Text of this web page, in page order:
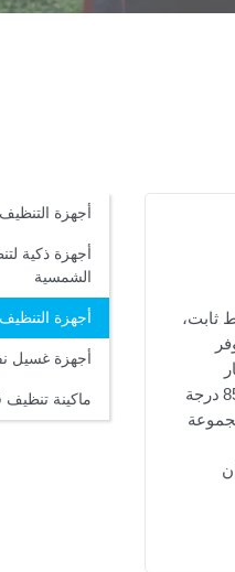
ثابت،
بتنظيف الأسطح الحساسة بلطف عند درجات حرارة تصل إلى 85 درجة
أجهزة التنظيف
أجهزة ذكية
الشمسية
أجهزة
أجهزة غسيل
ماكينة تنظيف